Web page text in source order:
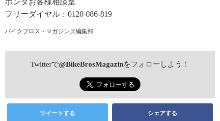
ホンダお客様相談室
フリーダイヤル：0120-086-819
バイクブロス・マガジンズ編集部
Twitterで@BikeBrosMagazinをフォローしよう！
ツイートする シェアする